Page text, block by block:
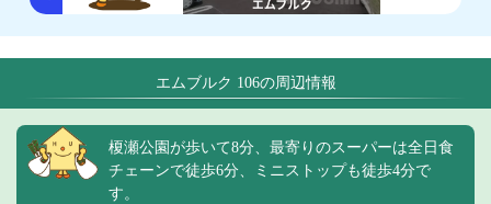
エムブルク 106の周辺情報
榎瀬公園が歩いて8分、最寄りのスーパーは全日食
チェーンで徒歩6分、ミニストップも徒歩4分で
す。